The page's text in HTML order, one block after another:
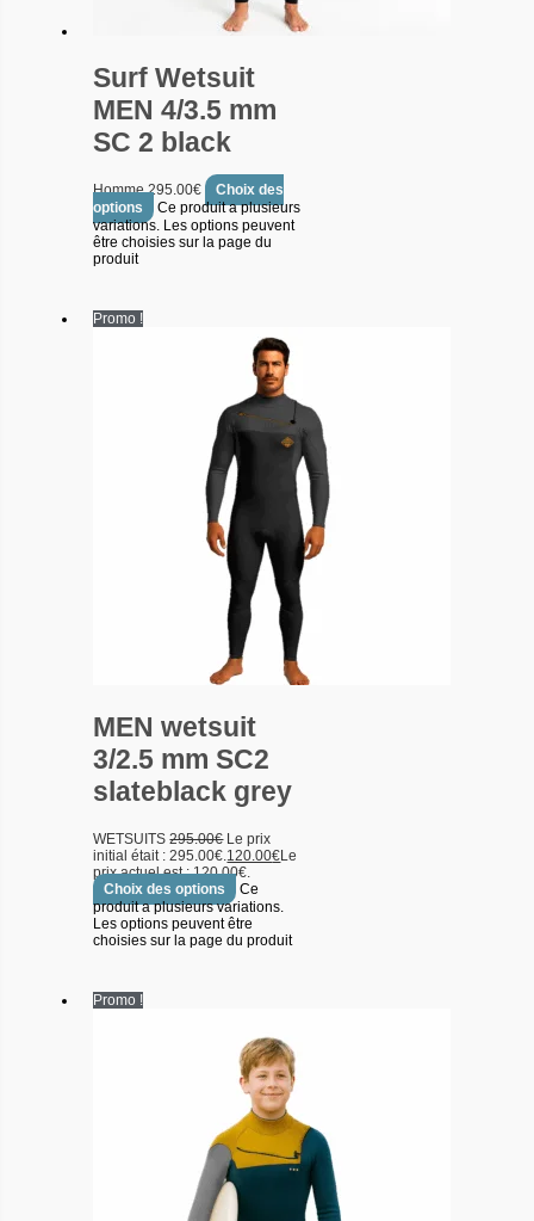
Surf Wetsuit
MEN 4/3.5 mm
SC 2 black
Homme295.00€
Choix des
options
Ce produit a plusieurs
variations. Les options peuvent
être choisies sur la page du
produit
Promo !
MEN wetsuit
3/2.5 mm SC2
slateblack grey
WETSUITS295.00€ Le prix
initial était : 295.00€. 120.00€Le
prix actuel est : 120.00€.
Choix des options
Ce
produit a plusieurs variations.
Les options peuvent être
choisies sur la page du produit
Promo !